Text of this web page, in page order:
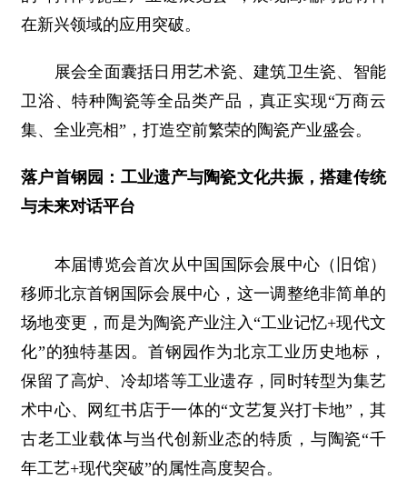
在新兴领域的应用突破。
展会全面囊括日用艺术瓷、建筑卫生瓷、智能
卫浴、特种陶瓷等全品类产品，真正实现“万商云
集、全业亮相”，打造空前繁荣的陶瓷产业盛会。
落户首钢园：工业遗产与陶瓷文化共振，搭建传统
与未来对话平台
本届博览会首次从中国国际会展中心（旧馆）
移师北京首钢国际会展中心，这一调整绝非简单的
场地变更，而是为陶瓷产业注入“工业记忆+现代文
化”的独特基因。首钢园作为北京工业历史地标，
保留了高炉、冷却塔等工业遗存，同时转型为集艺
术中心、网红书店于一体的“文艺复兴打卡地”，其
古老工业载体与当代创新业态的特质，与陶瓷“千
年工艺+现代突破”的属性高度契合。